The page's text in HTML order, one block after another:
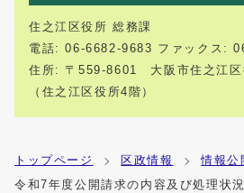
住之江区役所 総務課
電話: 06-6682-9683 ファックス:
住所: 〒559-8601 大阪市住之江区
（住之江区役所4階）
トップページ 区政情報
情報公
令和7年度公開請求の内容及び処理状況